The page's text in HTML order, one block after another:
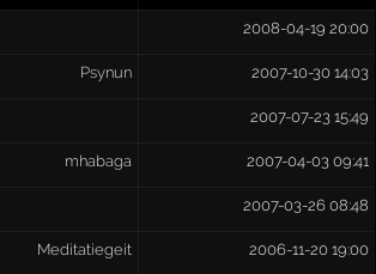
2008-04-19 20:00
Psynun 2007-10-30 14:03
2007-07-23 15:49
mhabaga 2007-04-03 09:41
2007-03-26 08:48
Meditatiegeit 2006-11-20 19:00